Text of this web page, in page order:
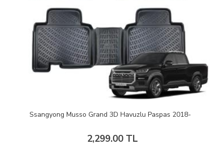
Ssangyong Musso Grand 3D Havuzlu Paspas 2018-
2,299.00 TL